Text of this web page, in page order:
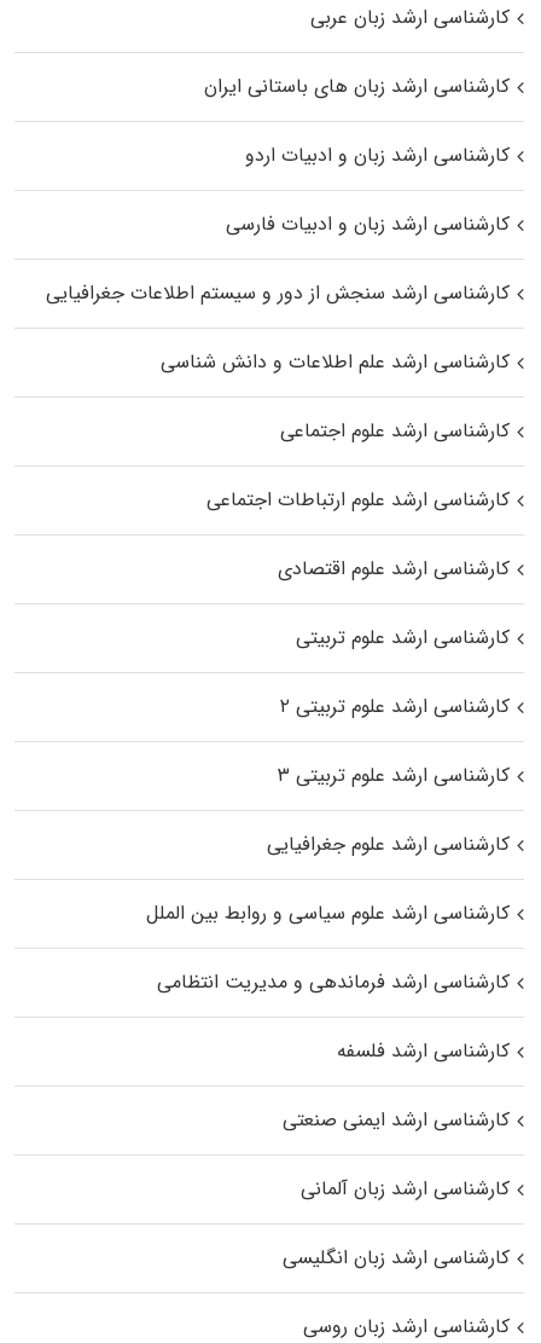
کارشناسی ارشد زبان عربی
کارشناسی ارشد زبان‌ های باستانی ایران
کارشناسی ارشد زبان و ادبیات اردو
کارشناسی ارشد زبان و ادبیات فارسی
کارشناسی ارشد سنجش از دور و سیستم اطلاعات جغرافیایی
کارشناسی ارشد علم اطلاعات و دانش شناسی
کارشناسی ارشد علوم اجتماعی
کارشناسی ارشد علوم ارتباطات اجتماعی
کارشناسی ارشد علوم اقتصادی
کارشناسی ارشد علوم تربیتی
کارشناسی ارشد علوم تربیتی ۲
کارشناسی ارشد علوم تربیتی ۳
کارشناسی ارشد علوم جغرافیایی
کارشناسی ارشد علوم سیاسی و روابط بین الملل
کارشناسی ارشد فرماندهی و مدیریت انتظامی
کارشناسی ارشد فلسفه
کارشناسی ارشد ایمنی صنعتی
کارشناسی ارشد زبان آلمانی
کارشناسی ارشد زبان انگلیسی
کارشناسی ارشد زبان روسی